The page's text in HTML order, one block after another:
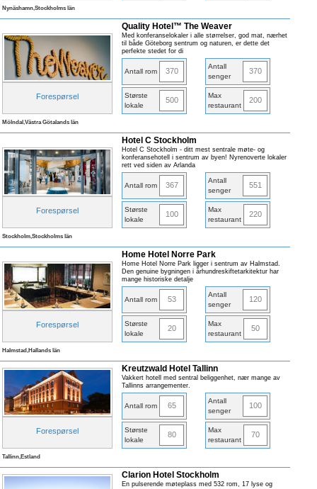
Nynäshamn,Stockholms län
Forespørsel
Quality Hotel™ The Weaver
Med konferanselokaler i alle størrelser, god mat, nærhet
til både Göteborg sentrum og naturen, er dette det
perfekte stedet for di
Antall rom 370
Antall
senger
370
Største
lokale
500
Max
restaurant
200
Mölndal,Västra Götalands län
Forespørsel
Hotel C Stockholm
Hotel C Stockholm - ditt mest sentrale møte- og
konferansehotell i sentrum av byen! Nyrenoverte lokaler
rett ved siden av Arlanda
Antall rom 367
Antall
senger
551
Største
lokale
100
Max
restaurant
220
Stockholm,Stockholms län
Forespørsel
Home Hotel Norre Park
Home Hotel Norre Park ligger i sentrum av Halmstad.
Den genuine bygningen i århundreskiftetarkitektur har
mange historiske detalje
Antall rom 53
Antall
senger
120
Største
lokale
20
Max
restaurant
50
Halmstad,Hallands län
Forespørsel
Kreutzwald Hotel Tallinn
Vakkert hotell med sentral beliggenhet, nær mange av
Tallinns arrangementer.
Antall rom 65
Antall
senger
100
Største
lokale
80
Max
restaurant
70
Tallinn,Estland
Clarion Hotel Stockholm
En pulserende møteplass med 532 rom, 17 lyse og